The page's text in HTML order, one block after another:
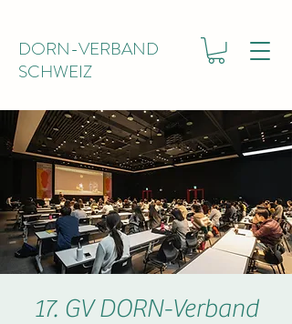
DORN-VERBAND
SCHWEIZ
17. GV DORN-Verband